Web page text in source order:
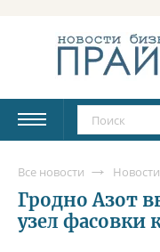
Все новости
Гродно Азот
узел фасовки